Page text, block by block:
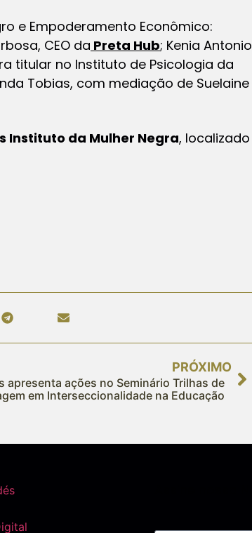
e Empoderamento Econômico:
CEO da Preta Hub; Kenia Antonio
titular no Instituto de Psicologia da
Tobias, com mediação de Suelaine
Instituto da Mulher Negra, localizado
PRÓXIMO
apresenta ações no Seminário Trilhas de
em Interseccionalidade na Educação